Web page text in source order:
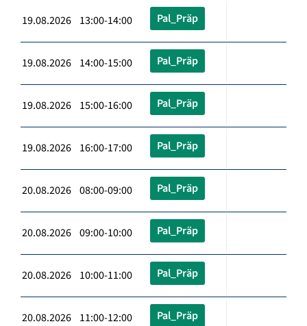
19.08.2026 13:00-14:00 Pal_Präp
19.08.2026 14:00-15:00 Pal_Präp
19.08.2026 15:00-16:00 Pal_Präp
19.08.2026 16:00-17:00 Pal_Präp
20.08.2026 08:00-09:00 Pal_Präp
20.08.2026 09:00-10:00 Pal_Präp
20.08.2026 10:00-11:00 Pal_Präp
20.08.2026 11:00-12:00 Pal_Präp